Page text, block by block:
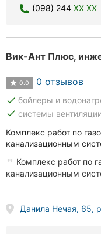
(098) 244 XX XX
Вик-Ант Плюс,
0.0 0 отзывов
done бойлеры и
done системы
Комплекс работ по
канализационным
Комплекс работ по
канализационным
Данила Нечая, 65,